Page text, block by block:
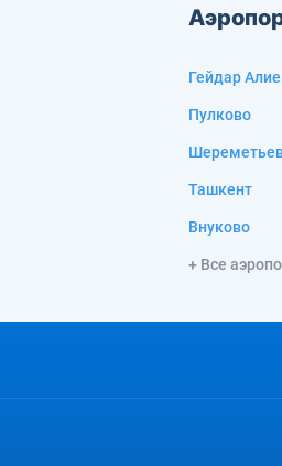
Гейдар
Пулково
Ташкент
Внуково
+ Все